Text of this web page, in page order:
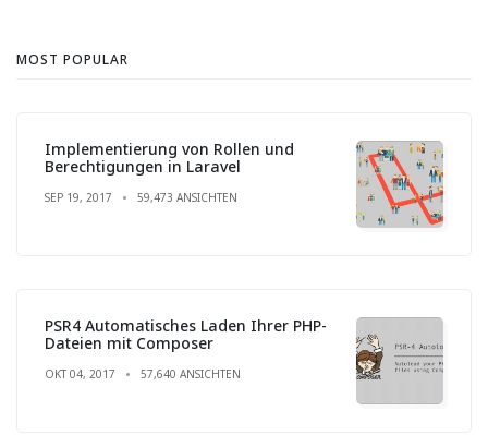
MOST POPULAR
Implementierung von Rollen und
Berechtigungen in Laravel
SEP 19, 2017 59,473 ANSICHTEN
PSR4 Automatisches Laden Ihrer PHP-
Dateien mit Composer
OKT 04, 2017 57,640 ANSICHTEN